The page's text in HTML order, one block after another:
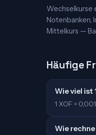
Wechselkurse
Notenbanken,
Mittelkurs —
Häufige
Wie viel ist
1 XOF =
Wie rechne